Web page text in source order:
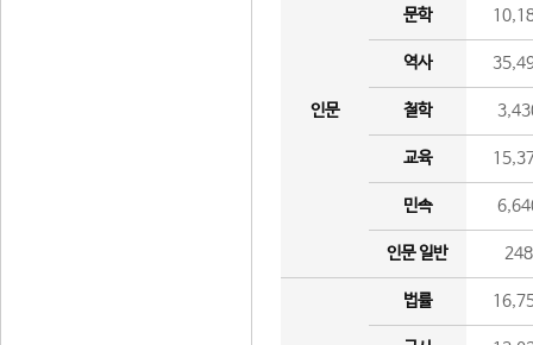
인문
문학
역사
철학
교육
민속
인문 일반 248
법률